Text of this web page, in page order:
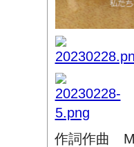
作詞作曲